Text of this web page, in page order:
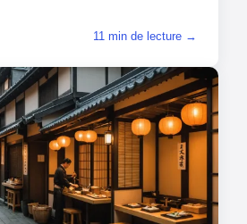
11 min de lecture →